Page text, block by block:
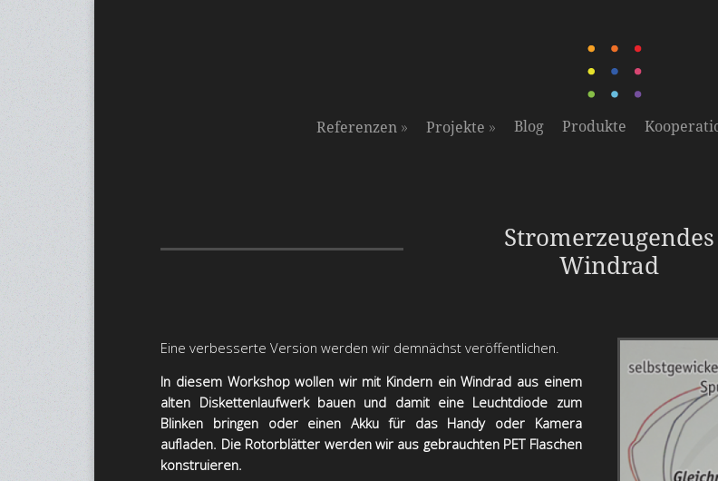
Referenzen » Projekte » Blog Produkte
Stromerzeugendes
Windrad
Überarbeitete Version mit einem vertikalen
demnächst heraus
Eine verbesserte Version werden wir demnächst veröffentlichen.
In diesem Workshop wollen wir mit Kindern ein Windrad aus einem
alten Diskettenlaufwerk bauen und damit eine Leuchtdiode zum
Blinken bringen oder einen Akku für das Handy oder Kamera
aufladen. Die Rotorblätter werden wir aus gebrauchten PET Flaschen
konstruieren.